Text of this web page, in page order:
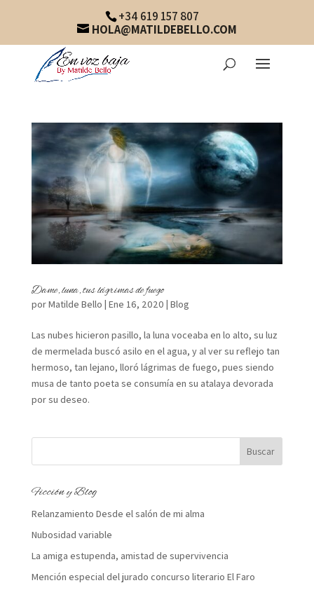
+34 619 157 807
HOLA@MATILDEBELLO.COM
Dame, luna, tus lágrimas de fuego
porMatilde Bello Ene 16, 2020 Blog
Las nubes hicieron pasillo, la luna voceaba en lo alto, su luz
de mermelada buscó asilo en el agua, y al ver su reflejo tan
hermoso, tan lejano, lloró lágrimas de fuego, pues siendo
musa de tanto poeta se consumía en su atalaya devorada
por su deseo.
Ficción y Blog
Relanzamiento Desde el salón de mi alma
Nubosidad variable
La amiga estupenda, amistad de supervivencia
Mención especial del jurado concurso literario El Faro